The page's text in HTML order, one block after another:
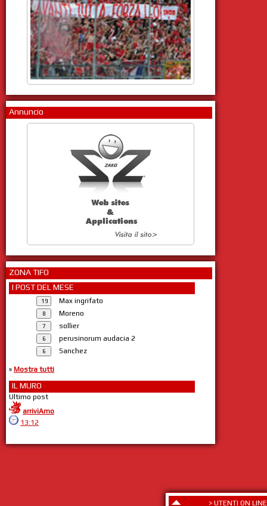
> UTENTI ON LINE
Annuncio
ZONA TIFO
I POST DEL MESE
Max ingrifato
Moreno
sollier
perusinorum audacia 2
Sanchez
» Mostra tutti
IL MURO
Ultimo post
arriviAmo
13:12